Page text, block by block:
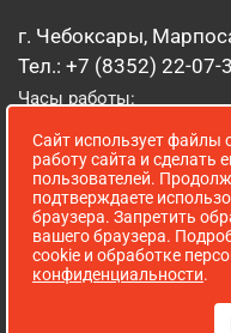
г. Чебоксары,
Тел.: +7 (8352) 22-07-
Часы работы:
Суббота, Воскресенье:
г. Йошкар-Ола, ул.
Тел.: (8362) 41-07-31
Часы работы:
Понедельник –
Сайт использует файлы
работу сайта и сделать
пользователей.
подтверждаете
браузера. Запретить
вашего браузера.
cookie и обработке
конфиденциальности.